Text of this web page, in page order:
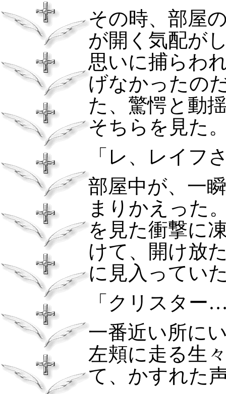
その時、部屋
が開く気配が
思いに捕らわ
げなかったの
た、驚愕と動
そちらを見た
「レ、レイフ
部屋中が、一
まりかえった
を見た衝撃に
けて、開け放
に見入ってい
「クリスタ
一番近い所に
左頬に走る生
て、かすれた